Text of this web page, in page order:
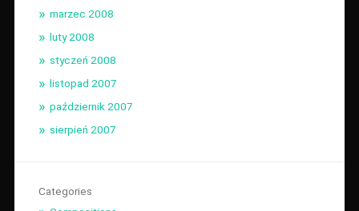
marzec 2008
luty 2008
styczeń 2008
listopad 2007
październik 2007
sierpień 2007
Categories